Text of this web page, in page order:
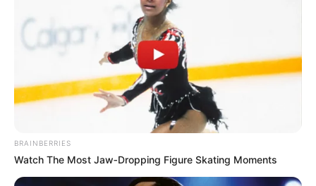
BRAINBERRIES
Watch The Most Jaw‑Dropping Figure Skating Moments